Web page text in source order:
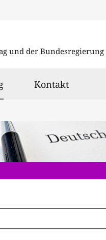
und der Bundesregierung
ausgewählt
Kontakt